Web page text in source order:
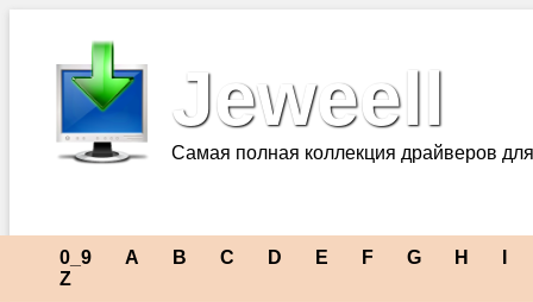
Jeweell
Самая полная коллекция драйверов
0_9 A B C D E F G H
Z